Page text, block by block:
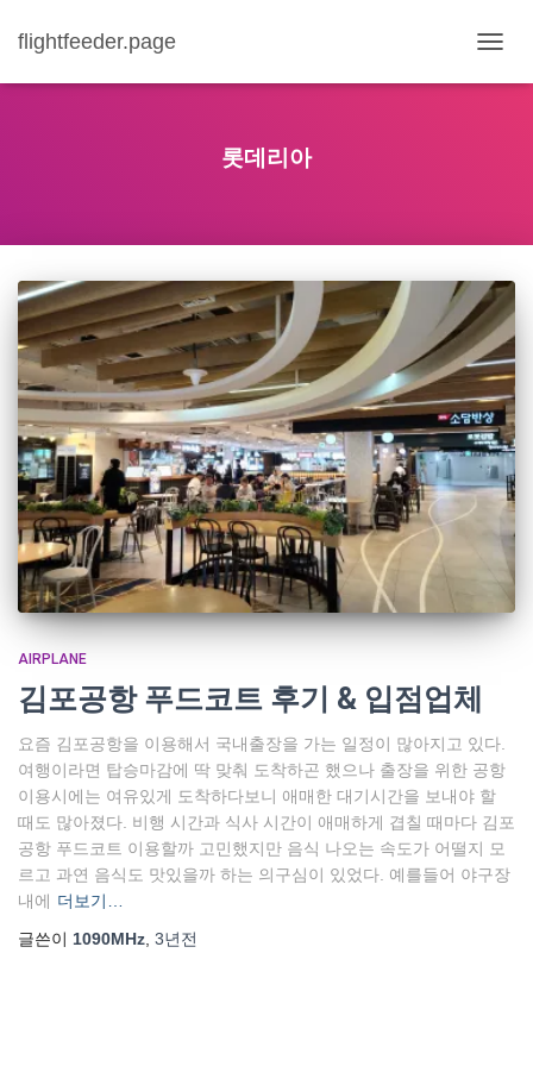
flightfeeder.page
비
롯데리아
AIRPLANE
김포공항 푸드코트 후기 & 입점업체
요즘 김포공항을 이용해서 국내출장을 가는 일정이 많아지고 있다.
여행이라면 탑승마감에 딱 맞춰 도착하곤 했으나 출장을 위한 공항
이용시에는 여유있게 도착하다보니 애매한 대기시간을 보내야 할
때도 많아졌다. 비행 시간과 식사 시간이 애매하게 겹칠 때마다 김포
공항 푸드코트 이용할까 고민했지만 음식 나오는 속도가 어떨지 모
르고 과연 음식도 맛있을까 하는 의구심이 있었다. 예를들어 야구장
내에 더보기…
글쓴이 1090MHz 3년전